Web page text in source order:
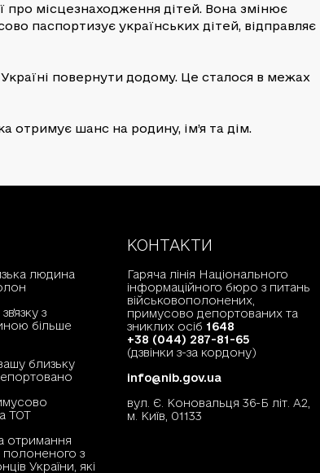
про місцезнаходження дітей. Вона змінює
паспортизує українських дітей, відправляє
повернути додому. Це сталося в межах
отримує шанс на родину, ім’я та дім.
людина
з
більше
близьку
ТОТ
отримання
полоненого з
України, які
КОНТАКТИ
Гаряча лінія Національного
інформаційного бюро з питань
військовополонених,
примусово депортованих та
зниклих осіб 1648
+38 (044) 287-81-65
(дзвінки з-за кордону)
info@nib.gov.ua
вул. Є. Коновальця 36-Б літ. А2,
м. Київ, 01133